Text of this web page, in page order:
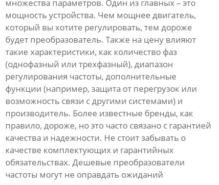
множества параметров. Один из главных – это
мощность устройства. Чем мощнее двигатель,
который вы хотите регулировать, тем дороже
будет преобразователь. Также на цену влияют
такие характеристики, как количество фаз
(однофазный или трехфазный), диапазон
регулирования частоты, дополнительные
функции (например, защита от перегрузок или
возможность связи с другими системами) и
производитель. Более известные бренды, как
правило, дороже, но это часто связано с гарантией
качества и надежности. Не стоит забывать о
качестве комплектующих и гарантийных
обязательствах. Дешевые преобразователи
частоты могут не оправдать ожиданий